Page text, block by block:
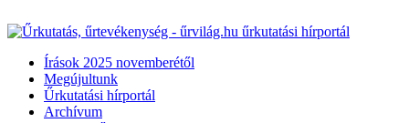
Írások 2025 novemberétől
Megújultunk
Űrkutatási hírportál
Archívum